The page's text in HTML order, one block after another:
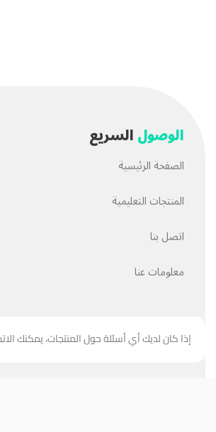
الوصولالسريع
الصفحة الرئيسية
المنتجات التعليمية
اتصل بنا
معلومات عنا
إذا كان لديك أي أسئلة حول المنتجات، يمكنك